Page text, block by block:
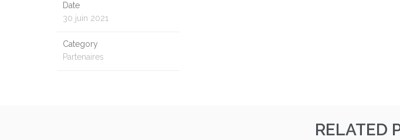
Date
30 juin 2021
Category
Partenaires
RELATED